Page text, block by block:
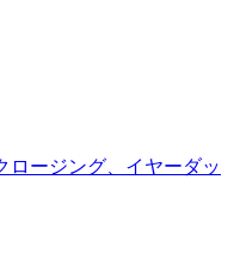
ロージング、イヤーダッ